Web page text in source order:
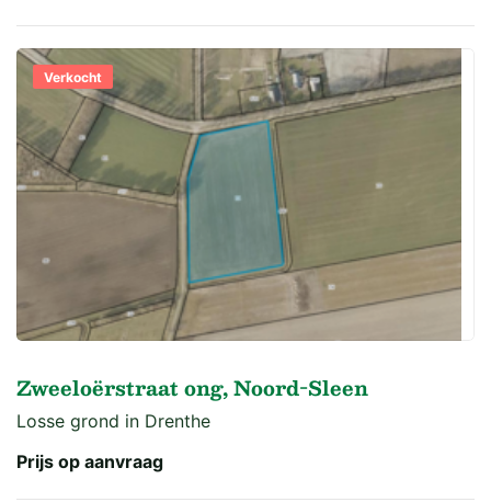
Verkocht
Zweeloërstraat ong, Noord-Sleen
Losse grond in Drenthe
Prijs op aanvraag